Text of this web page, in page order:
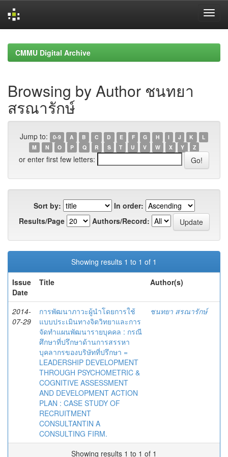
navigationCMMU Digital Archive
Browsing by Author ชนทยา
สรณารักษ์
Jump to: 0-9 A B C D E F G H I J K
L
M
N O P Q R S T U V W X Y Z
or enter first few letters:
Sort by:
In order:
Results/Page
Authors/Record:
Showing results 1 to 1 of 1
Issue
Date
Title Author(s)
2014-
07-29
การพัฒนาภาวะผู้นำโดยการใช้
แบบประเมินทางจิตวิทยาและการ
จัดทำแผนพัฒนารายบุคคล : กรณี
ศึกษาที่ปรึกษาด้านการสรรหา
บุคลากรของบริษัทที่ปรึกษา =
LEADERSHIP DEVELOPMENT
THROUGH PSYCHOMETRIC &
COGNITIVE ASSESSMENT
AND DEVELOPMENT ACTION
PLAN : CASE STUDY OF
RECRUITMENT
CONSULTANTIN A
CONSULTING FIRM.
ชนทยา สรณารักษ์
Showing results 1 to 1 of 1